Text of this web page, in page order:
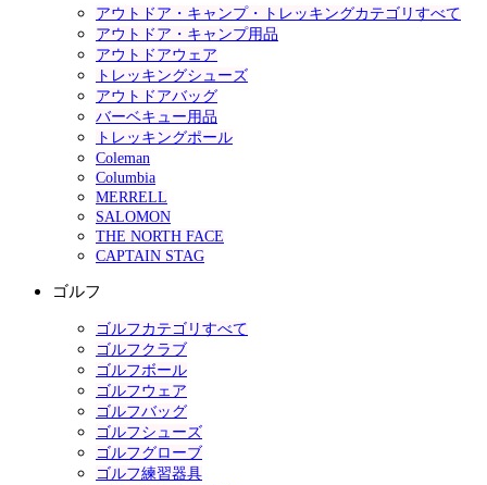
アウトドア・キャンプ・トレッキングカテゴリすべて
アウトドア・キャンプ用品
アウトドアウェア
トレッキングシューズ
アウトドアバッグ
バーベキュー用品
トレッキングポール
Coleman
Columbia
MERRELL
SALOMON
THE NORTH FACE
CAPTAIN STAG
ゴルフ
ゴルフカテゴリすべて
ゴルフクラブ
ゴルフボール
ゴルフウェア
ゴルフバッグ
ゴルフシューズ
ゴルフグローブ
ゴルフ練習器具